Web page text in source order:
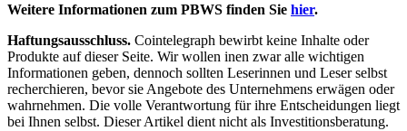
Weitere Informationen zum PBWS finden Sie hier.
Haftungsausschluss. Cointelegraph bewirbt keine Inhalte oder
Produkte auf dieser Seite. Wir wollen inen zwar alle wichtigen
Informationen geben, dennoch sollten Leserinnen und Leser selbst
recherchieren, bevor sie Angebote des Unternehmens erwägen oder
wahrnehmen. Die volle Verantwortung für ihre Entscheidungen liegt
bei Ihnen selbst. Dieser Artikel dient nicht als Investitionsberatung.